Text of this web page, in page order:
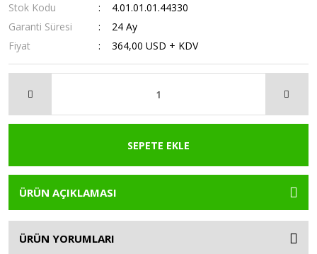
Stok Kodu
4.01.01.01.44330
Garanti Süresi
24 Ay
Fiyat
364,00 USD + KDV
SEPETE EKLE
ÜRÜN AÇIKLAMASI
ÜRÜN YORUMLARI